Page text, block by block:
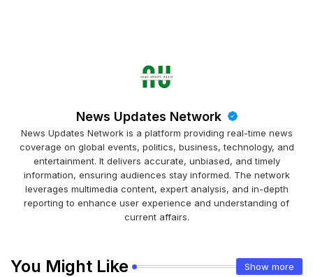
News Updates Network
News Updates Network is a platform providing real-time news
coverage on global events, politics, business, technology, and
entertainment. It delivers accurate, unbiased, and timely
information, ensuring audiences stay informed. The network
leverages multimedia content, expert analysis, and in-depth
reporting to enhance user experience and understanding of
current affairs.
You Might Like Show more